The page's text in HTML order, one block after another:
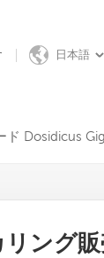
日本語
ド Dosidicus
ング販